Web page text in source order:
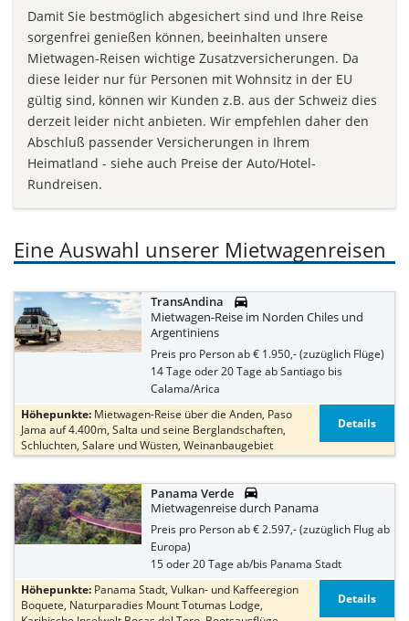
Damit Sie bestmöglich abgesichert sind und Ihre Reise
sorgenfrei genießen können, beeinhalten unsere
Mietwagen-Reisen wichtige Zusatzversicherungen. Da
diese leider nur für Personen mit Wohnsitz in der EU
gültig sind, können wir Kunden z.B. aus der Schweiz dies
derzeit leider nicht anbieten. Wir empfehlen daher den
Abschluß passender Versicherungen in Ihrem
Heimatland - siehe auch Preise der Auto/Hotel-
Rundreisen.
Eine Auswahl unserer Mietwagenreisen
TransAndina 
Mietwagen-Reise im Norden Chiles und
Argentiniens
Preis pro Person ab € 1.950,- (zuzüglich Flüge)
14 Tage oder 20 Tage ab Santiago bis
Calama/Arica
Höhepunkte: Mietwagen-Reise über die Anden, Paso
Jama auf 4.400m, Salta und seine Berglandschaften,
Schluchten, Salare und Wüsten, Weinanbaugebiet
Details
Panama Verde
Mietwagenreise durch Panama
Preis pro Person ab € 2.597,- (zuzüglich Flug ab
Europa)
15 oder 20 Tage ab/bis Panama Stadt
Höhepunkte: Panama Stadt, Vulkan- und Kaffeeregion
Boquete, Naturparadies Mount Totumas Lodge,
Details